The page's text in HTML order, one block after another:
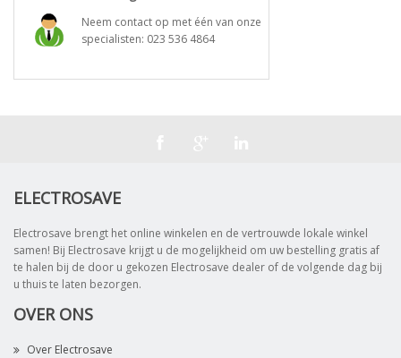
Neem contact op met één van onze
specialisten: 023 536 4864
ELECTROSAVE
Electrosave brengt het online winkelen en de vertrouwde lokale winkel
samen! Bij Electrosave krijgt u de mogelijkheid om uw bestelling gratis af
te halen bij de door u gekozen Electrosave dealer of de volgende dag bij
u thuis te laten bezorgen.
OVER ONS
Over Electrosave